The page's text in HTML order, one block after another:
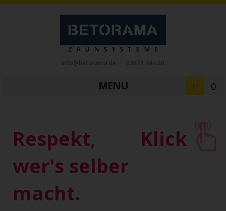
MENU 0
Schiebetore Drehtore Zaunfelder
Antriebe
Referenzen
Downloads Zubehör
Tore
ALUMINIUM
Klick
Respekt,
wer's selber
macht.